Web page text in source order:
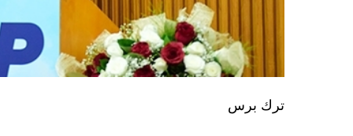
ترك برس